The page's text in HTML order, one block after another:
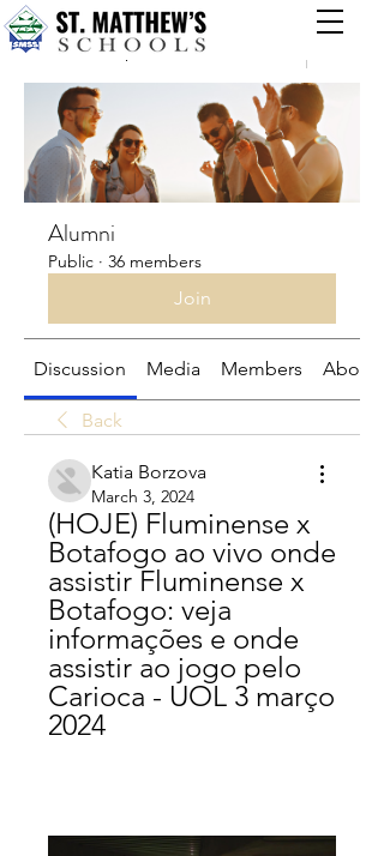
Groups
Alumni
Public · 36 members
Join
Discussion Media Members About
Back
Katia Borzova
March 3, 2024
(HOJE) Fluminense x
Botafogo ao vivo onde
assistir Fluminense x
Botafogo: veja
informações e onde
assistir ao jogo pelo
Carioca - UOL 3 março
2024